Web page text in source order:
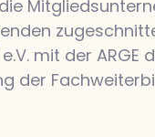
mit der ARGE
der